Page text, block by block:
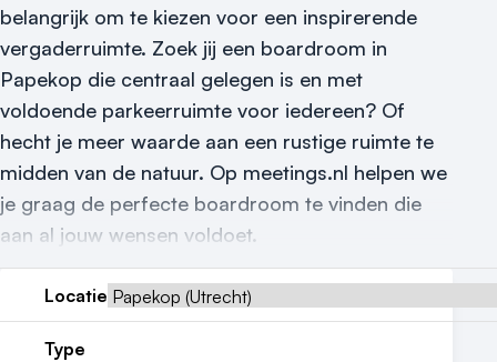
Vraag locatie aan
Locatiegids
Meld locatie aan
Nieuws
Reviews (5⭐️)
Contact
belangrijk om te kiezen voor een inspirerende
vergaderruimte. Zoek jij een boardroom in
Papekop die centraal gelegen is en met
voldoende parkeerruimte voor iedereen? Of
hecht je meer waarde aan een rustige ruimte te
midden van de natuur. Op meetings.nl helpen we
je graag de perfecte boardroom te vinden die
aan al jouw wensen voldoet.
Locatie
Type